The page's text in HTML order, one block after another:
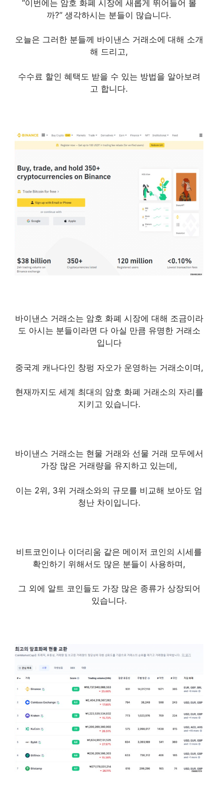
“이번에는 암호 화폐 시장에 새롭게 뛰어들어 볼
까?” 생각하시는 분들이 많습니다.
오늘은 그러한 분들께 바이낸스 거래소에 대해 소개
해 드리고,
수수료 할인 혜택도 받을 수 있는 방법을 알아보려
고 합니다.
바이낸스 거래소는 암호 화폐 시장에 대해 조금이라
도 아시는 분들이라면 다 아실 만큼 유명한 거래소
입니다
중국계 캐나다인 창펑 자오가 운영하는 거래소이며,
현재까지도 세계 최대의 암호 화폐 거래소의 자리를
지키고 있습니다.
바이낸스 거래소는 현물 거래와 선물 거래 모두에서
가장 많은 거래량을 유지하고 있는데,
이는 2위, 3위 거래소와의 규모를 비교해 보아도 엄
청난 차이입니다.
비트코인이나 이더리움 같은 메이저 코인의 시세를
확인하기 위해서도 많은 분들이 사용하며,
그 외에 알트 코인들도 가장 많은 종류가 상장되어
있습니다.